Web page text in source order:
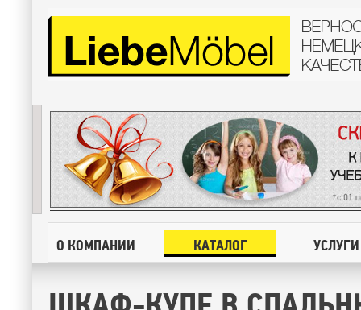
О КОМПАНИИ КАТАЛОГ УСЛУГИ